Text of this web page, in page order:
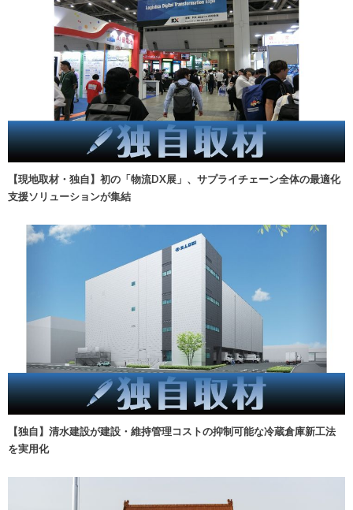
【現地取材・独自】初の「物流DX展」、サプライチェーン全体の最適化
支援ソリューションが集結
【独自】清水建設が建設・維持管理コストの抑制可能な冷蔵倉庫新工法
を実用化